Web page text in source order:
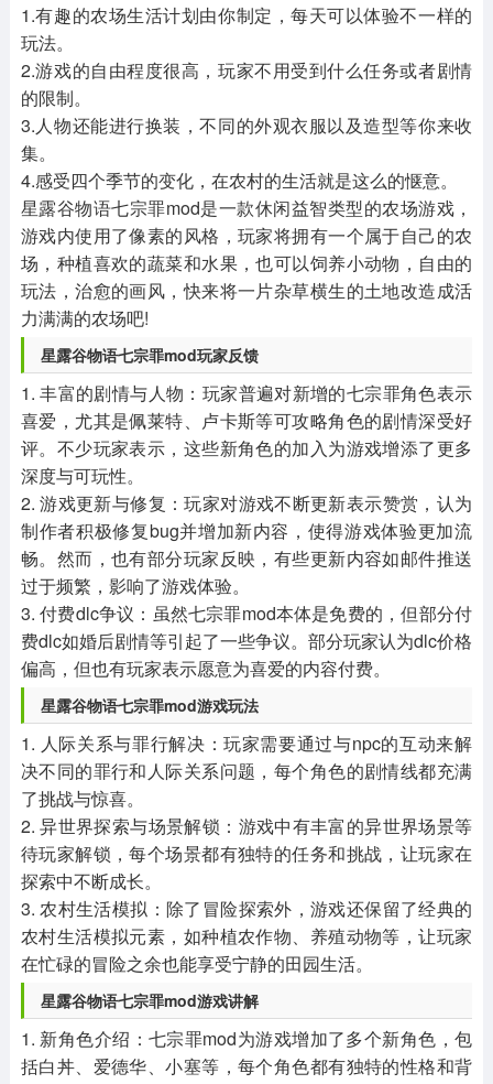
1.有趣的农场生活计划由你制定，每天可以体验不一样的
玩法。
2.游戏的自由程度很高，玩家不用受到什么任务或者剧情
的限制。
3.人物还能进行换装，不同的外观衣服以及造型等你来收
集。
4.感受四个季节的变化，在农村的生活就是这么的惬意。
星露谷物语七宗罪mod是一款休闲益智类型的农场游戏，
游戏内使用了像素的风格，玩家将拥有一个属于自己的农
场，种植喜欢的蔬菜和水果，也可以饲养小动物，自由的
玩法，治愈的画风，快来将一片杂草横生的土地改造成活
力满满的农场吧!
星露谷物语七宗罪mod玩家反馈
1. 丰富的剧情与人物：玩家普遍对新增的七宗罪角色表示
喜爱，尤其是佩莱特、卢卡斯等可攻略角色的剧情深受好
评。不少玩家表示，这些新角色的加入为游戏增添了更多
深度与可玩性。
2. 游戏更新与修复：玩家对游戏不断更新表示赞赏，认为
制作者积极修复bug并增加新内容，使得游戏体验更加流
畅。然而，也有部分玩家反映，有些更新内容如邮件推送
过于频繁，影响了游戏体验。
3. 付费dlc争议：虽然七宗罪mod本体是免费的，但部分付
费dlc如婚后剧情等引起了一些争议。部分玩家认为dlc价格
偏高，但也有玩家表示愿意为喜爱的内容付费。
星露谷物语七宗罪mod游戏玩法
1. 人际关系与罪行解决：玩家需要通过与npc的互动来解
决不同的罪行和人际关系问题，每个角色的剧情线都充满
了挑战与惊喜。
2. 异世界探索与场景解锁：游戏中有丰富的异世界场景等
待玩家解锁，每个场景都有独特的任务和挑战，让玩家在
探索中不断成长。
3. 农村生活模拟：除了冒险探索外，游戏还保留了经典的
农村生活模拟元素，如种植农作物、养殖动物等，让玩家
在忙碌的冒险之余也能享受宁静的田园生活。
星露谷物语七宗罪mod游戏讲解
1. 新角色介绍：七宗罪mod为游戏增加了多个新角色，包
括白丼、爱德华、小塞等，每个角色都有独特的性格和背